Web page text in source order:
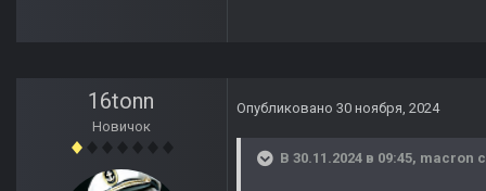
16tonn
Новичок
Опубликовано 30 ноября, 2024
В 30.11.2024 в 09:45, macron